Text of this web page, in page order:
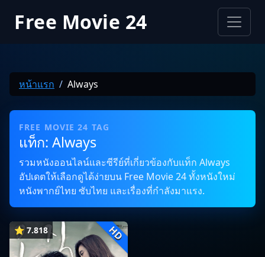
Free Movie 24
หน้าแรก Always
FREE MOVIE 24 TAG
แท็ก: Always
รวมหนังออนไลน์และซีรีย์ที่เกี่ยวข้องกับแท็ก Always
อัปเดตให้เลือกดูได้ง่ายบน Free Movie 24 ทั้งหนังใหม่
หนังพากย์ไทย ซับไทย และเรื่องที่กำลังมาแรง.
⭐ 7.818 HD